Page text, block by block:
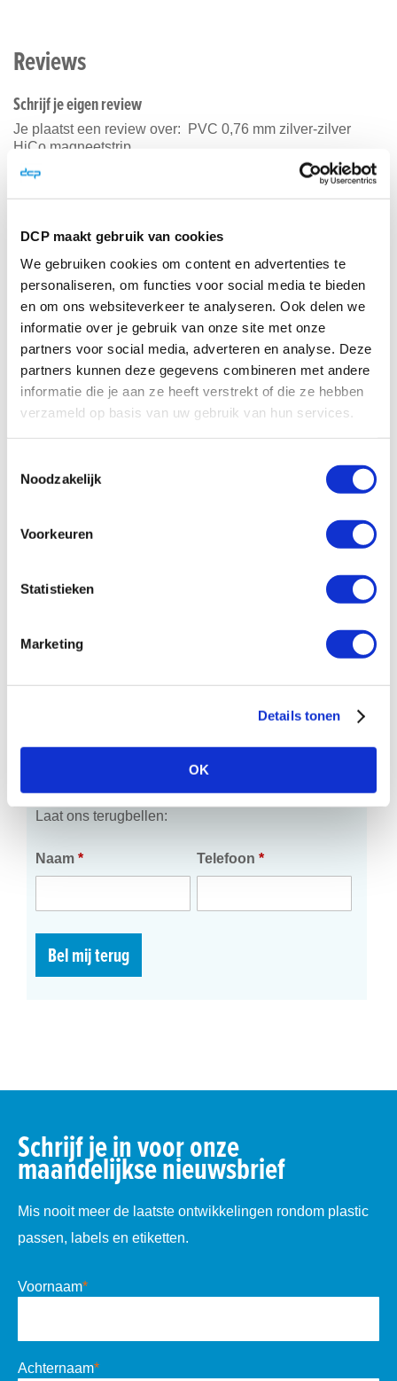
DCP maakt gebruik van cookies
We gebruiken cookies om content en advertenties te
personaliseren, om functies voor social media te bieden
en om ons websiteverkeer te analyseren. Ook delen we
informatie over je gebruik van onze site met onze
partners voor social media, adverteren en analyse. Deze
partners kunnen deze gegevens combineren met andere
informatie die je aan ze heeft verstrekt of die ze hebben
verzameld op basis van uw gebruik van hun services.
Noodzakelijk
Voorkeuren
Statistieken
Marketing
Details tonen
OK
Reviews
Schrijf je eigen review
Je plaatst een review over:
PVC 0,76 mm zilver-zilver
HiCo magneetstrip
Je waardering
1
star
2
stars
3
stars
4
stars
5
stars
Je naam
Titel van je beoordeling
Direct advies nodig?
Heb je vragen?
Laat ons terugbellen:
Naam * Telefoon *
Bel mij terug
Schrijf je in voor onze
maandelijkse nieuwsbrief
Mis nooit meer de laatste ontwikkelingen rondom plastic
passen, labels en etiketten.
Voornaam*
Achternaam*